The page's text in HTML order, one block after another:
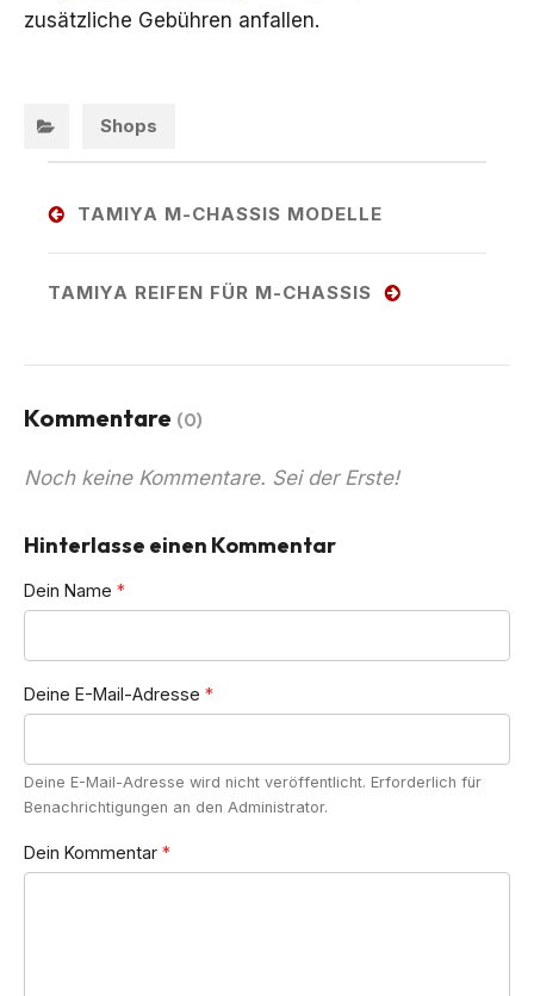
zusätzliche Gebühren anfallen.
Shops
navigation
TAMIYA M-CHASSIS MODELLE
TAMIYA REIFEN FÜR M-CHASSIS
Kommentare (0)
Noch keine Kommentare. Sei der Erste!
Hinterlasse einen Kommentar
Dein Name *
Deine E-Mail-Adresse *
Deine E-Mail-Adresse wird nicht veröffentlicht. Erforderlich für
Benachrichtigungen an den Administrator.
Dein Kommentar *